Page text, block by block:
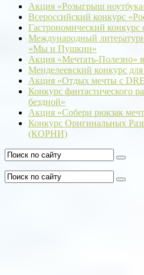
Акция «Розыгрыш
Всероссийский конкурс
Гастрономический конкурс
Международный
«Мы и Пушкин»
Акция «Мечтать-Полезно»
Менделеевский конкурс
Акция «Отдых мечты с
Конкурс фантастического
бездной»
Акция «Собери рюкзак
Конкурс Оригинальных
(КОРНИ)